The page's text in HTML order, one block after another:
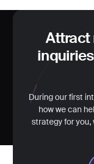
Attract
During our first
how we can
strategy for